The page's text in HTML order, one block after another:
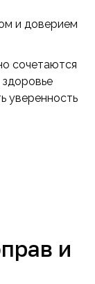
и доверием
сочетаются
уверенность
и